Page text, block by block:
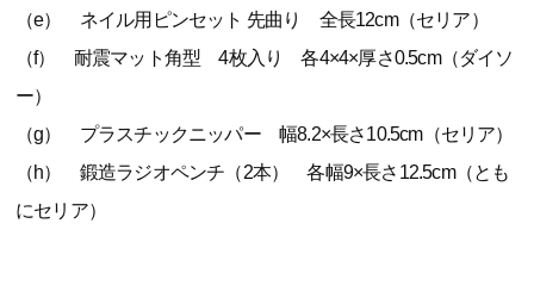
（e） ネイル用ピンセット 先曲り 全長12cm（セリア）
（f） 耐震マット角型 4枚入り 各4×4×厚さ0.5cm（ダイソ
ー）
（g） プラスチックニッパー 幅8.2×長さ10.5cm（セリア）
（h） 鍛造ラジオペンチ（2本） 各幅9×長さ12.5cm（とも
にセリア）